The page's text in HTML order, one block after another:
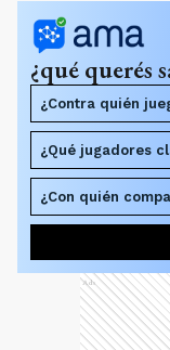
¿qué querés
¿Contra quién
¿Qué jugadores
¿Con quién
Ads